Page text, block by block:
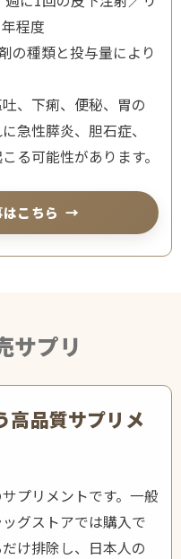
程度
の種類と投与量により
、下痢、便秘、胃の
急性膵炎、胆石症、
る可能性があります。
こちら
サプリ
高品質サプリメ
プリメントです。一般
グストアでは購入で
け排除し、日本人の